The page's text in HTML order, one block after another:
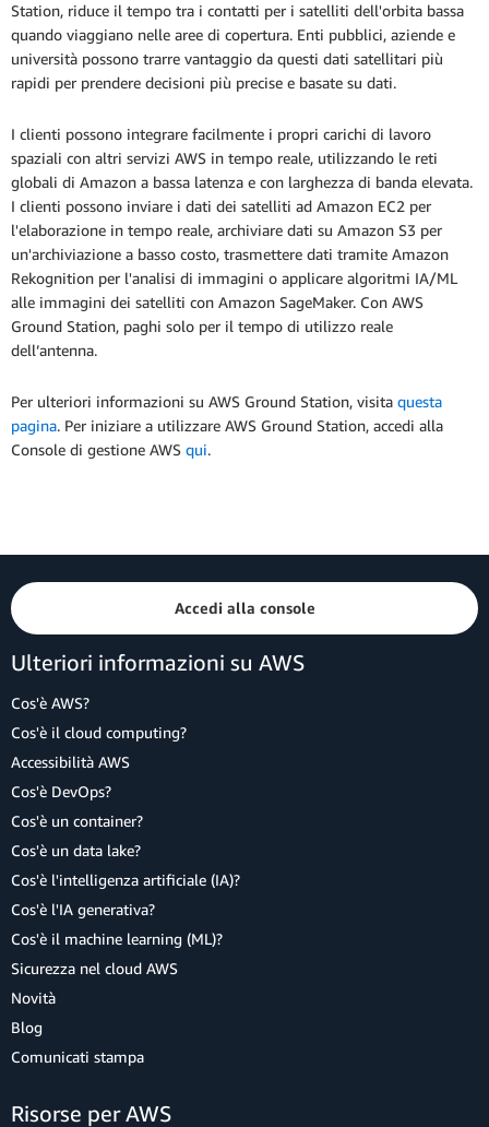
Station, riduce il tempo tra i contatti per i satelliti dell'orbita bassa
quando viaggiano nelle aree di copertura. Enti pubblici, aziende e
università possono trarre vantaggio da questi dati satellitari più
rapidi per prendere decisioni più precise e basate su dati.
I clienti possono integrare facilmente i propri carichi di lavoro
spaziali con altri servizi AWS in tempo reale, utilizzando le reti
globali di Amazon a bassa latenza e con larghezza di banda elevata.
I clienti possono inviare i dati dei satelliti ad Amazon EC2 per
l'elaborazione in tempo reale, archiviare dati su Amazon S3 per
un'archiviazione a basso costo, trasmettere dati tramite Amazon
Rekognition per l'analisi di immagini o applicare algoritmi IA/ML
alle immagini dei satelliti con Amazon SageMaker. Con AWS
Ground Station, paghi solo per il tempo di utilizzo reale
dell’antenna.
Per ulteriori informazioni su AWS Ground Station, visita questa
pagina. Per iniziare a utilizzare AWS Ground Station, accedi alla
Console di gestione AWS qui.
Accedi alla console
Ulteriori informazioni su AWS
Cos'è AWS?
Cos'è il cloud computing?
Accessibilità AWS
Cos'è DevOps?
Cos'è un container?
Cos'è un data lake?
Cos'è l'intelligenza artificiale (IA)?
Cos'è l'IA generativa?
Cos'è il machine learning (ML)?
Sicurezza nel cloud AWS
Novità
Blog
Comunicati stampa
Risorse per AWS